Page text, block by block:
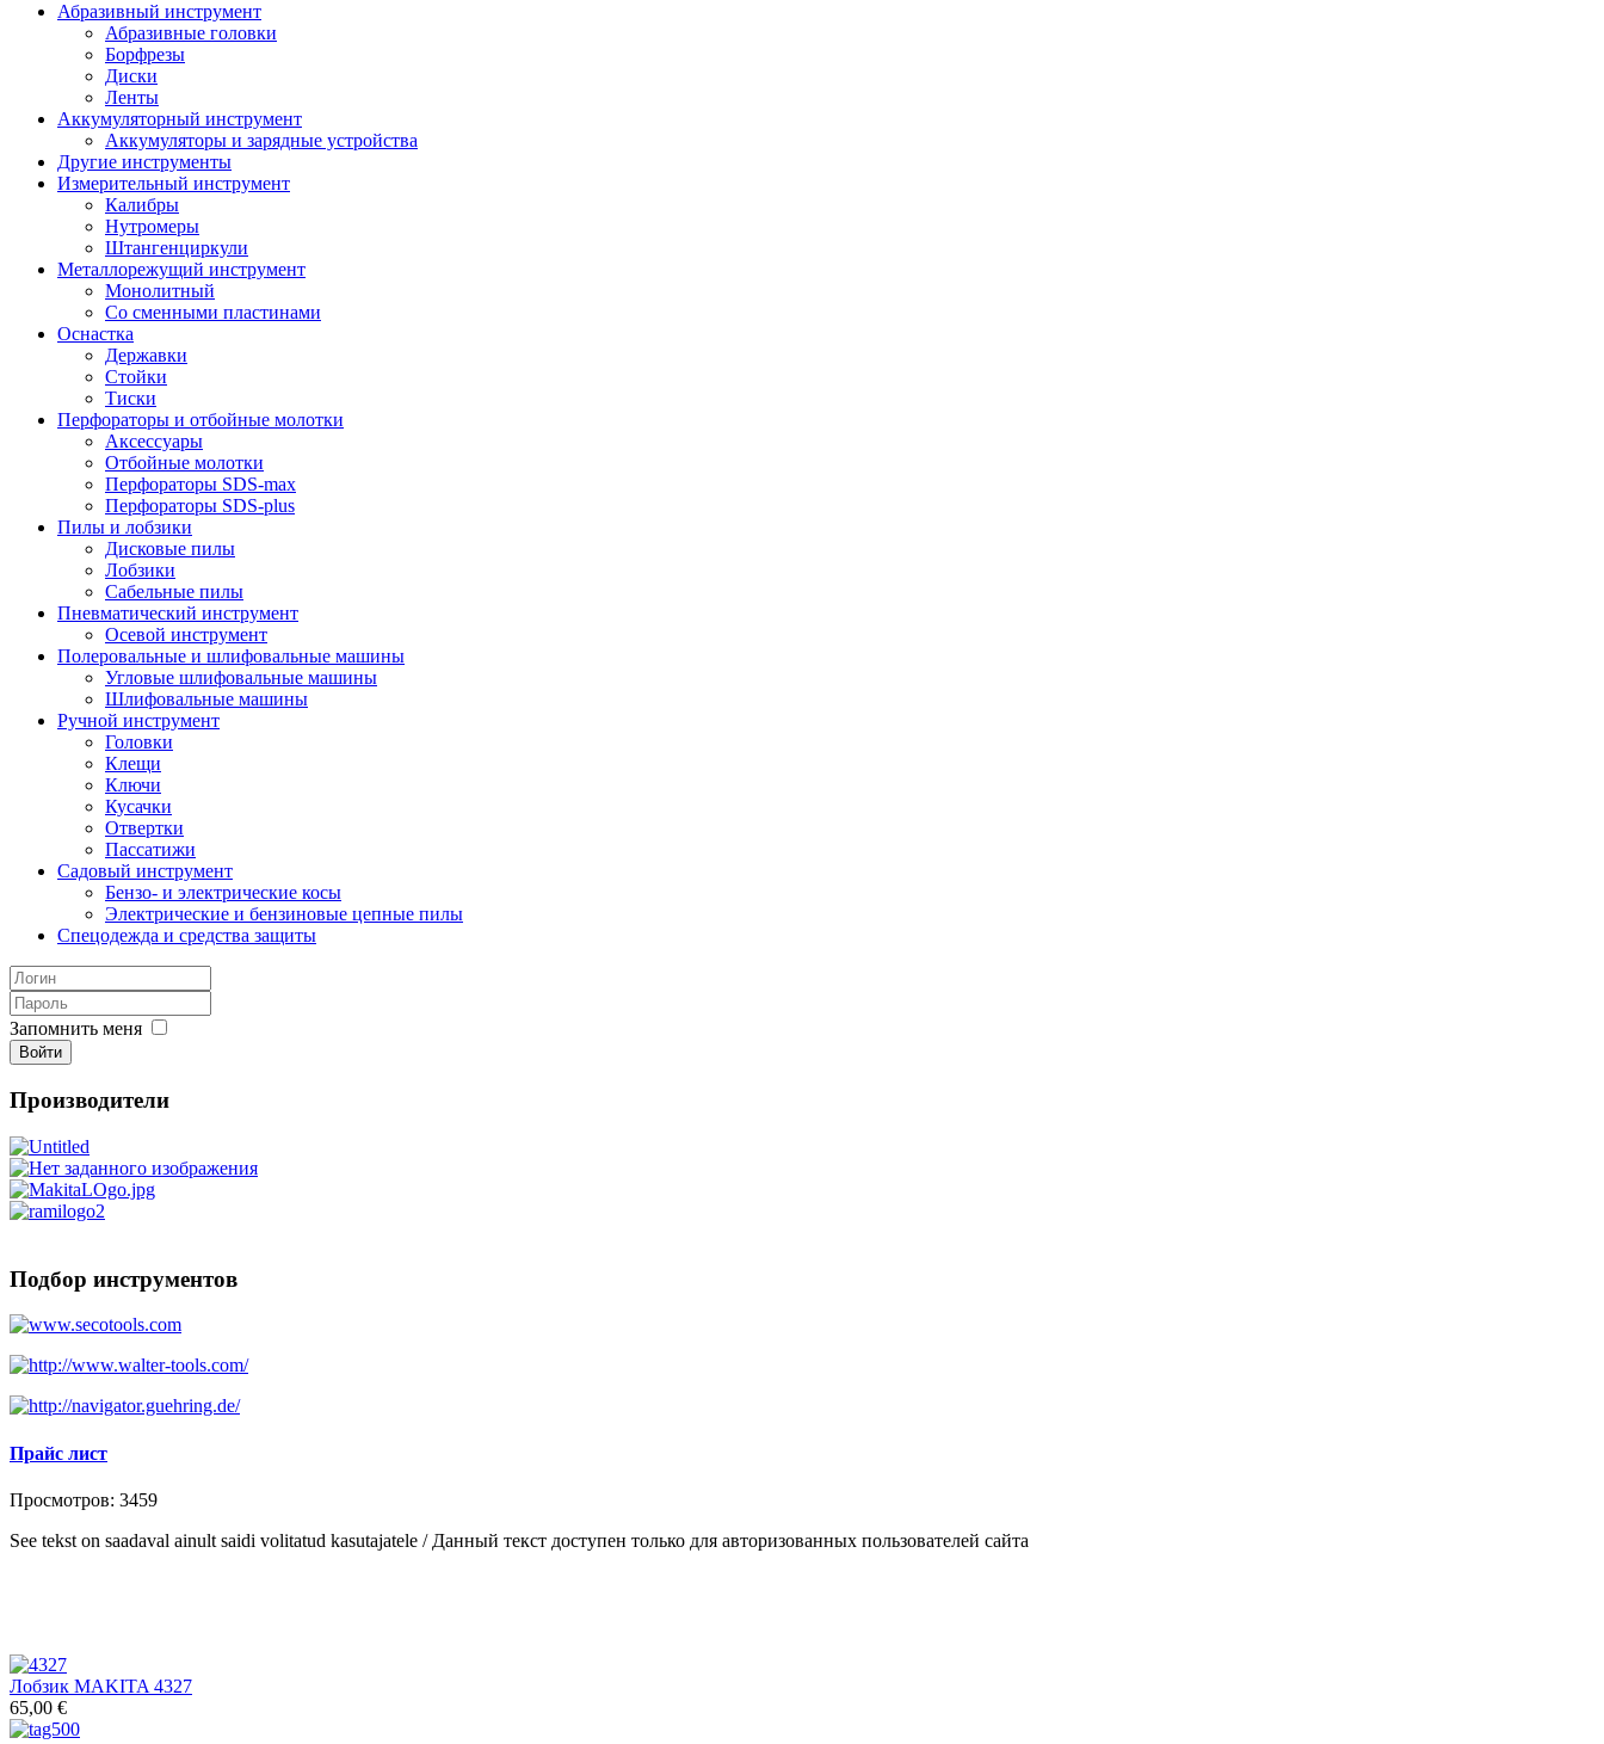
Абразивный инструмент
Абразивные головки
Борфрезы
Диски
Ленты
Аккумуляторный инструмент
Аккумуляторы и зарядные устройства
Другие инструменты
Измерительный инструмент
Калибры
Нутромеры
Штангенциркули
Металлорежущий инструмент
Монолитный
Со сменными пластинами
Оснастка
Державки
Стойки
Тиски
Перфораторы и отбойные молотки
Аксессуары
Отбойные молотки
Перфораторы SDS-max
Перфораторы SDS-plus
Пилы и лобзики
Дисковые пилы
Лобзики
Сабельные пилы
Пневматический инструмент
Осевой инструмент
Полеровальные и шлифовальные машины
Угловые шлифовальные машины
Шлифовальные машины
Ручной инструмент
Головки
Клещи
Ключи
Кусачки
Отвертки
Пассатижи
Садовый инструмент
Бензо- и электрические косы
Электрические и бензиновые цепные пилы
Спецодежда и средства защиты
Запомнить меня
Войти
Производители
Подбор инструментов
Прайс лист
Просмотров: 3459
See tekst on saadaval ainult saidi volitatud kasutajatele / Данный текст доступен только для авторизованных пользователей сайта
Лобзик MAKITA 4327
65,00 €